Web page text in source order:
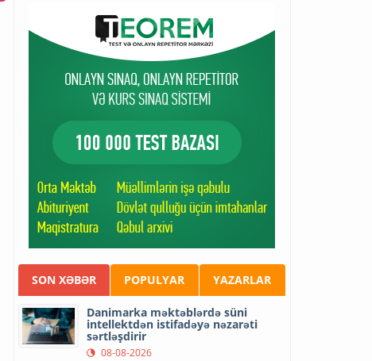
SON XƏBƏR POPULYAR YAZARLAR
Danimarka məktəblərdə süni
intellektdən istifadəyə nəzarəti
sərtləşdirir
08-08-2026